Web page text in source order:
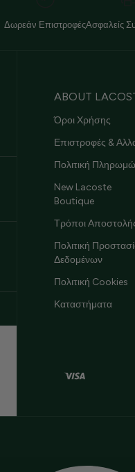
Δωρεάν ΕπιστροφέςΑσφαλείς
ABOUT
Όροι Χρήσης
Επιστροφές &
Πολιτική
New Lacoste
Boutique
Τρόποι
Πολιτική
Δεδομένων
Πολιτική Cookies
Καταστήματα